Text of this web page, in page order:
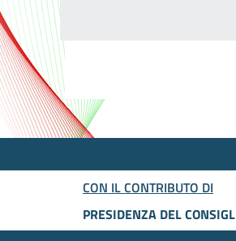
CON IL CONTRIBUTO DI
PRESIDENZA DEL